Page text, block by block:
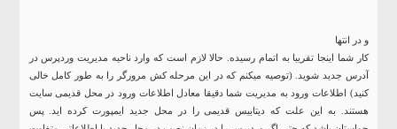
و در انتها
کار شما اینجا تقریبا به اتمام رسیده. حالا لازم است که وارد ناحیه مدیریت وردپرس در
آدرس جدید شوید. (توصیه میکنم که در این مرحله کش مرورگر را به طور کامل خالی
کنید) اطلاعات ورود به مدیریت شما دقیقا معادل اطلاعات ورود در محل قدیمی سایت
هستند. به این علت که دیتابیس قدیمی را در محل جدید ایمپورت کرده اید. پس